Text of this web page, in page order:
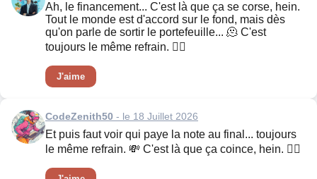
Ah, le financement... C'est là que ça se corse, hein.
Tout le monde est d'accord sur le fond, mais dès
qu'on parle de sortir le portefeuille... 🫠 C'est
toujours le même refrain. 🤷‍♀️
J'aime
CodeZenith50 - le 18 Juillet 2026
Et puis faut voir qui paye la note au final... toujours
le même refrain. 💸 C'est là que ça coince, hein. 🤷‍♂️